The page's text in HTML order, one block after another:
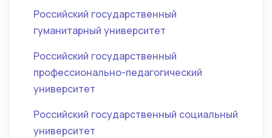
Российский государственный
гуманитарный университет
Российский государственный
профессионально-педагогический
университет
Российский государственный социальный
университет